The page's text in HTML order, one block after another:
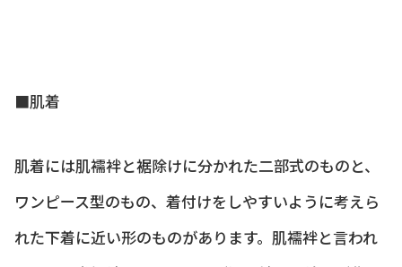
■肌着
肌着には肌襦袢と裾除けに分かれた二部式のものと、
ワンピース型のもの、着付けをしやすいように考えら
れた下着に近い形のものがあります。肌襦袢と言われ